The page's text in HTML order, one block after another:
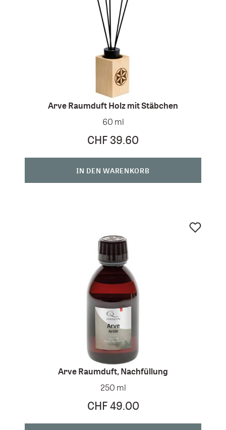
Arve Raumduft Holz mit Stäbchen
60 ml
CHF 39.60
IN DEN WARENKORB
Arve Raumduft, Nachfüllung
250 ml
CHF 49.00